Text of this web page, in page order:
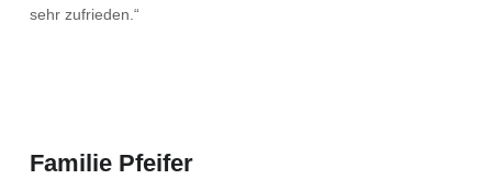
sehr zufrieden.“
Familie Pfeifer